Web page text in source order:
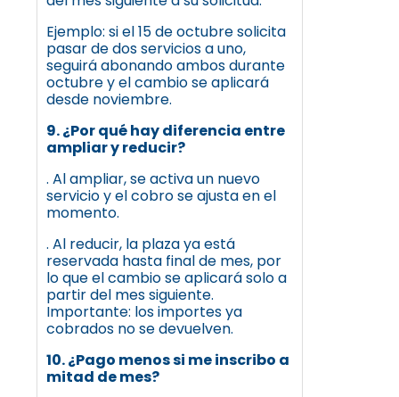
Ejemplo: si el 15 de octubre solicita
pasar de dos servicios a uno,
seguirá abonando ambos durante
octubre y el cambio se aplicará
desde noviembre.
9. ¿Por qué hay diferencia entre
ampliar y reducir?
. Al ampliar, se activa un nuevo
servicio y el cobro se ajusta en el
momento.
. Al reducir, la plaza ya está
reservada hasta final de mes, por
lo que el cambio se aplicará solo a
partir del mes siguiente.
Importante: los importes ya
cobrados no se devuelven.
10. ¿Pago menos si me inscribo a
mitad de mes?